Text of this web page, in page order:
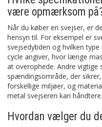
være opmærksom
Når du køber en svejser, er
hensyn til. For eksempel er
svejsedybden og hvilken
cycle angiver, hvor længe
at overophede. Andre
spændingsområde, der
forskellige miljøer, og
metal svejseren kan håndtere.
Hvordan vælger du